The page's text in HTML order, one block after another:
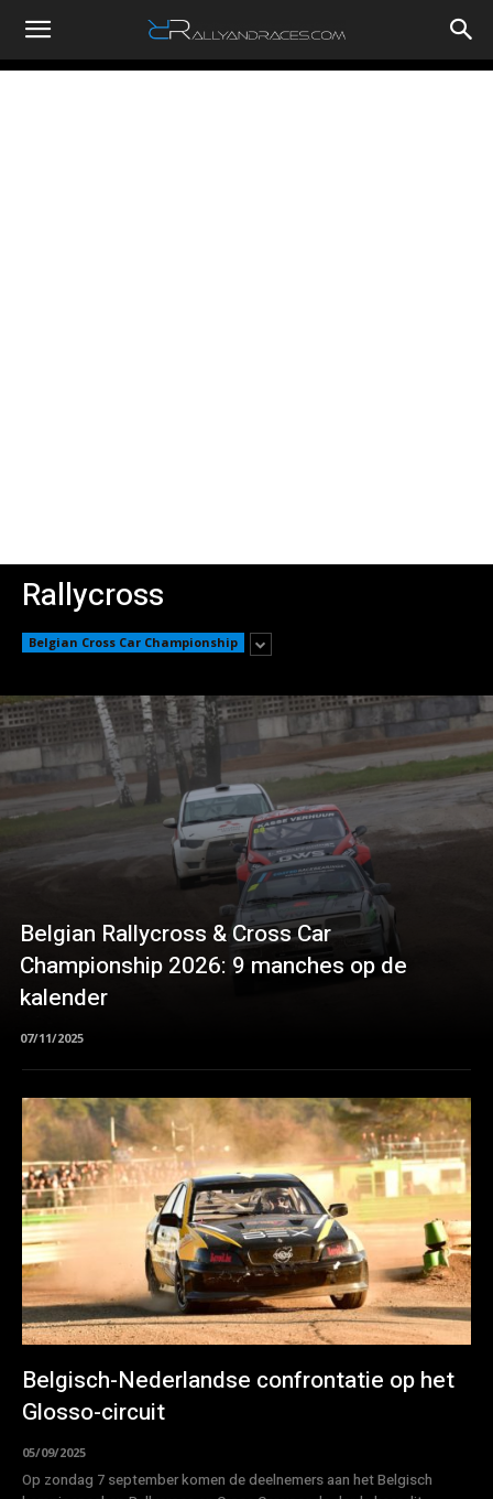
RallyandRaces.com
Rallycross
Belgian Cross Car Championship
Belgian Rallycross & Cross Car
Championship 2026: 9 manches op de
kalender
07/11/2025
Belgisch-Nederlandse confrontatie op het
Glosso-circuit
05/09/2025
Op zondag 7 september komen de deelnemers aan het Belgisch